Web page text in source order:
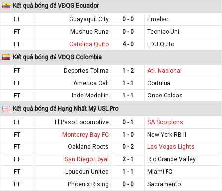
Kết quả bóng đá VĐQG Ecuador
FT
Guayaquil City 0 - 0
Emelec
FT
Mushuc Runa 0 - 0
Tecnico Uni.
FT
Catolica Quito 4 - 0
LDU Quito
Kết quả bóng đá VĐQG Colombia
FT
Deportes Tolima 1 - 2
Atl. Nacional
FT
America Cali 1 - 1
Cortulua
FT
Inde.Medellin 1 - 1
Once Caldas
Kết quả bóng đá Hạng Nhất Mỹ USL Pro
FT
El Paso Locomotive 0 - 1
SA Scorpions
FT
Monterey Bay FC 1 - 0
New York RB II
FT
Oakland Roots 0 - 2
Las Vegas Lights
FT
San Diego Loyal 2 - 1
Rio Grande Valley
FT
Loudoun United 1 - 1
Miami FC
FT
Phoenix Rising 0 - 0
Sacramento